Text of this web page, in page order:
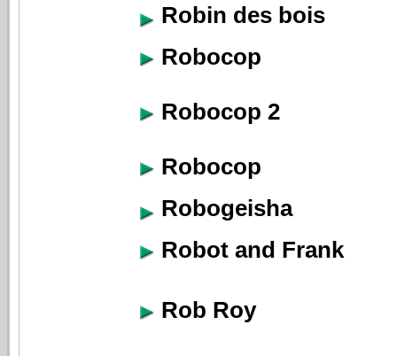
Robin des bois
Robocop
Robocop 2
Robocop
Robogeisha
Robot and Frank
Rob Roy